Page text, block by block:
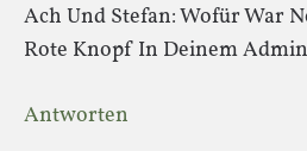
Ach Und Stefan: Wofür War
Rote Knopf In Deinem
Antworten